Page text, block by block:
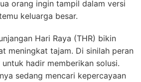
orang ingin tampil dalam versi
keluarga besar.
Hari Raya (THR) bikin
meningkat tajam. Di sinilah peran
hadir memberikan solusi.
sedang mencari kepercayaan